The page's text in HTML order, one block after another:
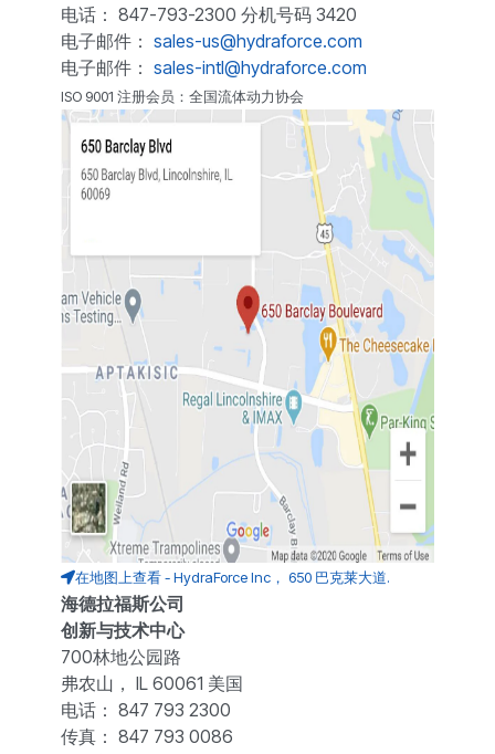
电话： 847-793-2300 分机号码 3420
电子邮件： sales-us@hydraforce.com
电子邮件： sales-intl@hydraforce.com
ISO 9001 注册会员：全国流体动力协会
在地图上查看 - HydraForce Inc， 650 巴克莱大道.
海德拉福斯公司
创新与技术中心
700林地公园路
弗农山， IL 60061 美国
电话： 847 793 2300
传真： 847 793 0086